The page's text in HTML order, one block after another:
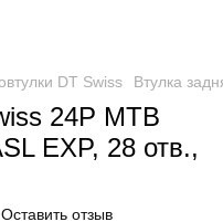
DT Swiss Втулка
24P MTB
EXP, 28 отв.,
Оставить отзыв